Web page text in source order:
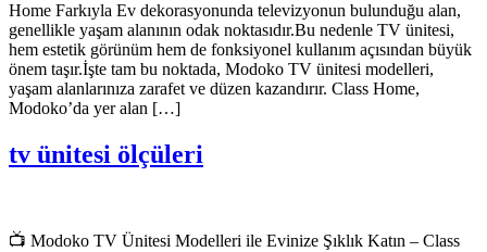
Home Farkıyla Ev dekorasyonunda televizyonun bulunduğu alan,
genellikle yaşam alanının odak noktasıdır.Bu nedenle TV ünitesi,
hem estetik görünüm hem de fonksiyonel kullanım açısından büyük
önem taşır.İşte tam bu noktada, Modoko TV ünitesi modelleri,
yaşam alanlarınıza zarafet ve düzen kazandırır. Class Home,
Modoko’da yer alan […]
tv ünitesi ölçüleri
📺 Modoko TV Ünitesi Modelleri ile Evinize Şıklık Katın – Class